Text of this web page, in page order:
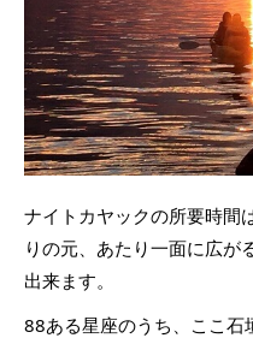
ナイトカヤックの所要時間
りの元、あたり一面に広が
出来ます。
88ある星座のうち、ここ石